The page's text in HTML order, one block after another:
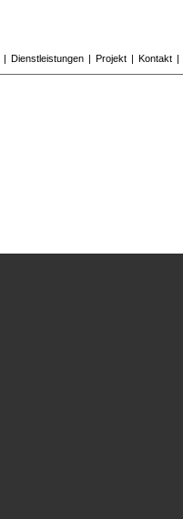
| Dienstleistungen | Projekt | Kontakt |